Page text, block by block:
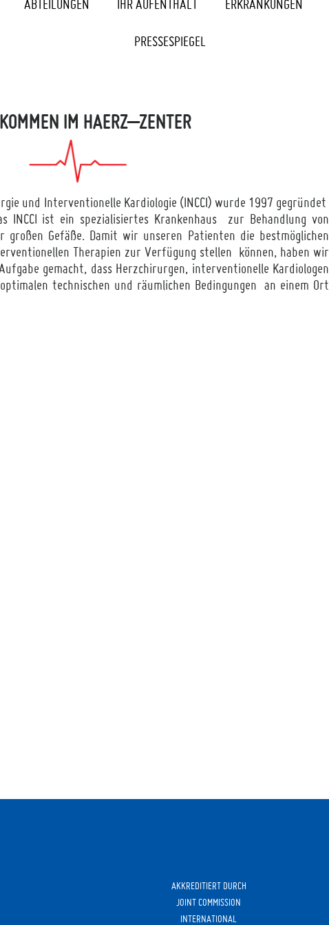
ABTEILUNGEN IHR AUFENTHALT ERKRANKUNGEN
PRESSESPIEGEL
IM HAERZ–ZENTER
und Interventionelle Kardiologie (INCCI) wurde 1997 gegründet
ist ein spezialisiertes Krankenhaus zur Behandlung von
großen Gefäße. Damit wir unseren Patienten die bestmöglichen
Therapien zur Verfügung stellen können, haben wir
gemacht, dass Herzchirurgen, interventionelle Kardiologen
technischen und räumlichen Bedingungen an einem Ort
AKKREDITIERT DURCH
JOINT COMMISSION
INTERNATIONAL